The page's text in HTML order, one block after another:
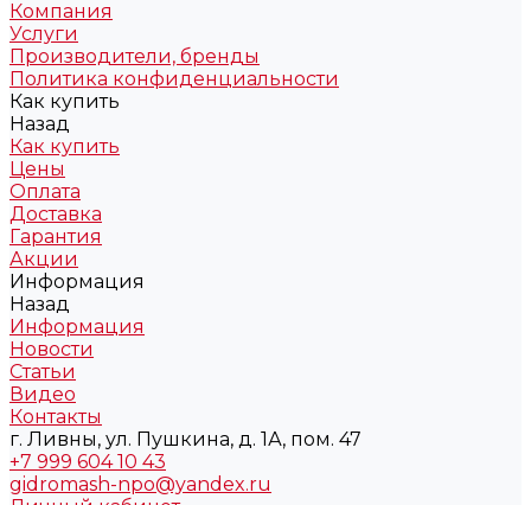
Компания
Услуги
Производители, бренды
Политика конфиденциальности
Как купить
Назад
Как купить
Цены
Оплата
Доставка
Гарантия
Акции
Информация
Назад
Информация
Новости
Статьи
Видео
Контакты
г. Ливны, ул. Пушкина, д. 1А, пом. 47
+7 999 604 10 43
gidromash-npo@yandex.ru